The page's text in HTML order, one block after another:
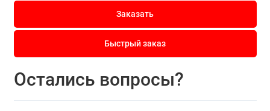
Заказать
Быстрый заказ
Остались вопросы?